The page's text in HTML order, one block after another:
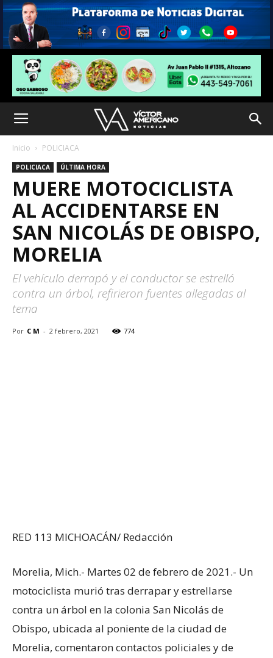
Inicio POLICIACA
POLICIACA ÚLTIMA HORA
MUERE MOTOCICLISTA
AL ACCIDENTARSE EN
SAN NICOLÁS DE OBISPO,
MORELIA
El vehículo derrapó y el conductor se estrelló
contra un árbol, refirieron fuentes allegadas al
tema
Por C M - 2 febrero, 2021 774
RED 113 MICHOACÁN/ Redacción
Morelia, Mich.- Martes 02 de febrero de 2021.- Un
motociclista murió tras derrapar y estrellarse
contra un árbol en la colonia San Nicolás de
Obispo, ubicada al poniente de la ciudad de
Morelia, comentaron contactos policiales y de